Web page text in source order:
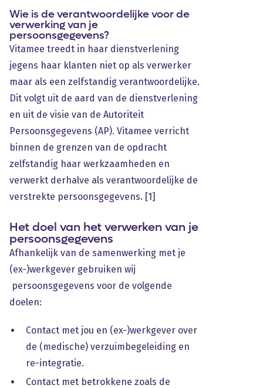
Wie is de verantwoordelijke voor de
verwerking van je
persoonsgegevens?
Vitamee treedt in haar dienstverlening
jegens haar klanten niet op als verwerker
maar als een zelfstandig verantwoordelijke.
Dit volgt uit de aard van de dienstverlening
en uit de visie van de Autoriteit
Persoonsgegevens (AP). Vitamee verricht
binnen de grenzen van de opdracht
zelfstandig haar werkzaamheden en
verwerkt derhalve als verantwoordelijke de
verstrekte persoonsgegevens. [1]
Het doel van het verwerken van je
persoonsgegevens
Afhankelijk van de samenwerking met je
(ex-)werkgever gebruiken wij
persoonsgegevens voor de volgende
doelen:
Contact met jou en (ex-)werkgever over
de (medische) verzuimbegeleiding en
re-integratie.
Contact met betrokkene zoals de